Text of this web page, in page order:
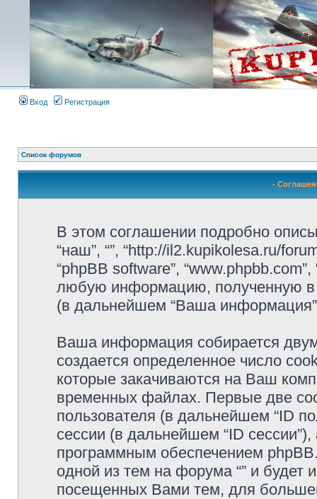
Вход Регистрация
Список форумов
-
В этом соглашении подробно
“наш”, “”, “http://il2.kupikolesa.ru/
“phpBB software”,
любую информацию, полученную в
(в дальнейшем “Ваша
Ваша информация собирается
создается определенное число
которые закачиваются на Ваш
временных файлах. Первые две
пользователя (в дальнейшем “ID
сессии (в дальнейшем “ID
программным обеспечением
одной из тем на форума “” и будет
посещенных Вами тем, для